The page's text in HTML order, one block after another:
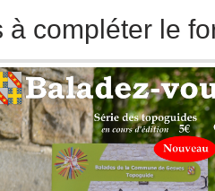
à compléter le